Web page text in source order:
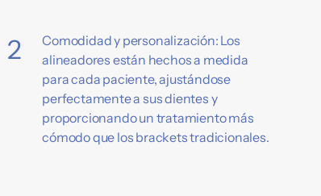
2
Comodidad y personalización: Los
alineadores están hechos a medida
para cada paciente, ajustándose
perfectamente a sus dientes y
proporcionando un tratamiento más
cómodo que los brackets tradicionales.